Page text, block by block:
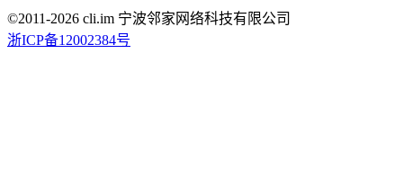
©2011-2026 cli.im 宁波邻家网络科技有限公司
浙ICP备12002384号